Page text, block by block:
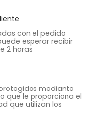
con el pedido
esperar recibir
2 horas.
mediante
que le proporciona el
que utilizan los